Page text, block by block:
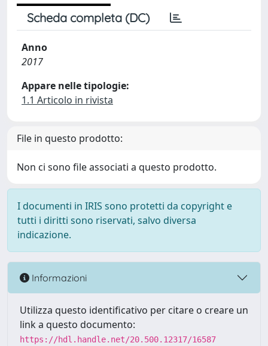
Scheda completa (DC)
Anno
2017
Appare nelle tipologie:
1.1 Articolo in rivista
File in questo prodotto:
Non ci sono file associati a questo prodotto.
I documenti in IRIS sono protetti da copyright e
tutti i diritti sono riservati, salvo diversa
indicazione.
Informazioni
Utilizza questo identificativo per citare o creare un
link a questo documento:
https://hdl.handle.net/20.500.12317/16587